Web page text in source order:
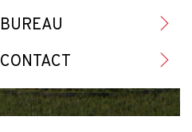
BUREAU
CONTACT